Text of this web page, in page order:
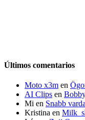
Últimos comentarios
Moto x3m en
AI Clips en
Mi en Snabb
Kristina en